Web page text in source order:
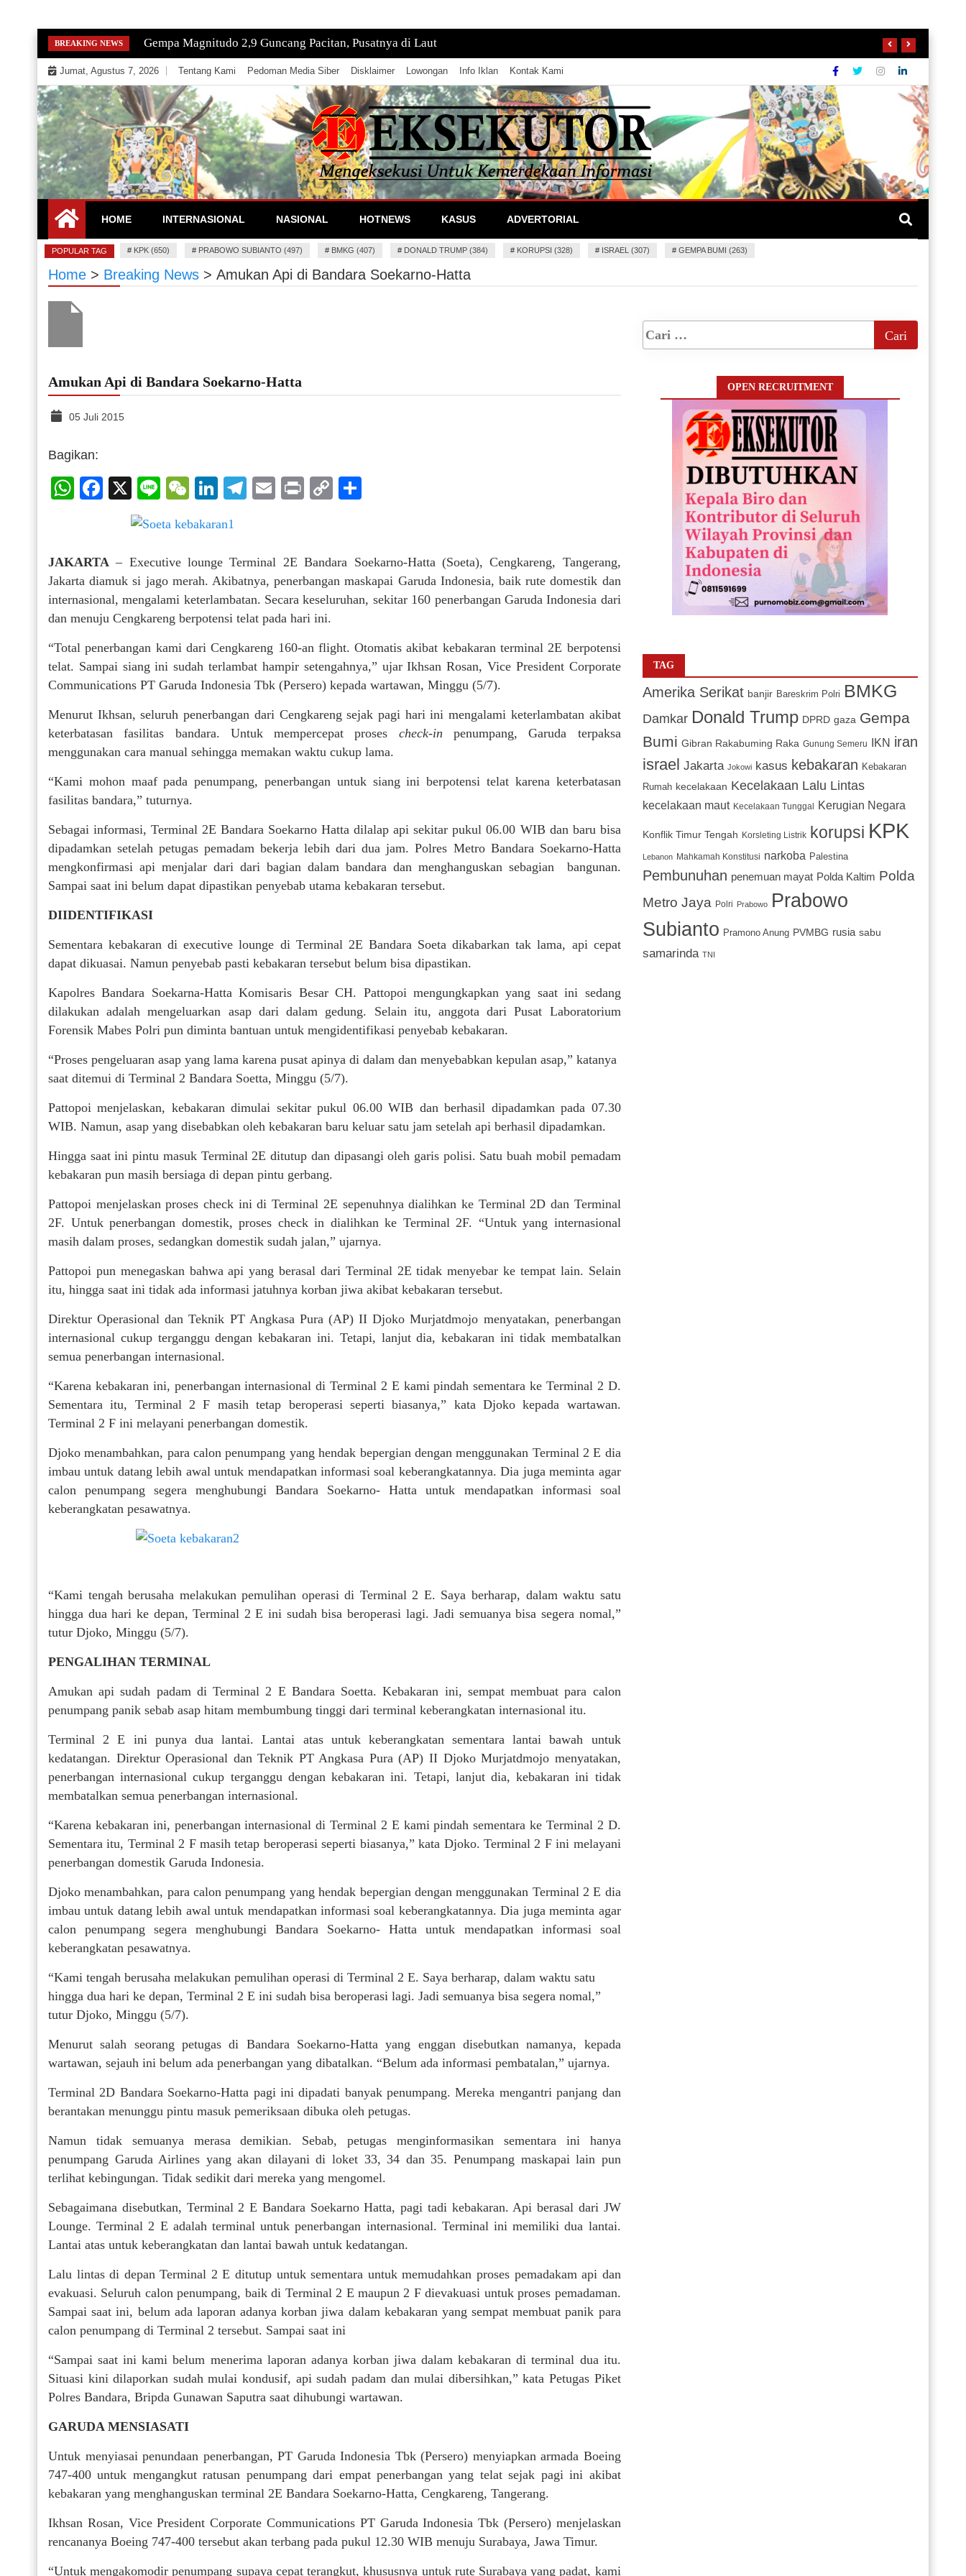
Skip
to
content
BREAKING NEWS Gempa Magnitudo 2,9 Guncang Pacitan, Pusatnya di Laut
Jumat, Agustus 7, 2026 Tentang Kami Pedoman Media Siber Disklaimer Lowongan Info Iklan Kontak Kami
EKSEKUTOR
Mengeksekusi Berita Untuk Kemerdekaan dan Keadilan Informasi
HOME INTERNASIONAL NASIONAL HOTNEWS KASUS ADVERTORIAL
POPULAR TAG # KPK (650) # PRABOWO SUBIANTO (497) # BMKG (407) # DONALD TRUMP (384) # KORUPSI (328) # ISRAEL (307) # GEMPA BUMI (263)
Home > Breaking News > Amukan Api di Bandara Soekarno-Hatta
Amukan Api di Bandara Soekarno-Hatta
05 Juli 2015
Bagikan:
WhatsApp
Facebook
X LineWeChat
LinkedIn
Telegram
EmailPrintCopy
JAKARTA – Executive lounge Terminal 2E Bandara Soekarno-Hatta (Soeta), Cengkareng, Tangerang,
Jakarta diamuk si jago merah. Akibatnya, penerbangan maskapai Garuda Indonesia, baik rute domestik dan
internasional, mengalami keterlambatan. Secara keseluruhan, sekitar 160 penerbangan Garuda Indonesia dari
dan menuju Cengkareng berpotensi telat pada hari ini.
“Total penerbangan kami dari Cengkareng 160-an flight. Otomatis akibat kebakaran terminal 2E berpotensi
telat. Sampai siang ini sudah terlambat hampir setengahnya,” ujar Ikhsan Rosan, Vice President Corporate
Communications PT Garuda Indonesia Tbk (Persero) kepada wartawan, Minggu (5/7).
Menurut Ikhsan, seluruh penerbangan dari Cengkareng sejak pagi hari ini mengalami keterlambatan akibat
keterbatasan fasilitas bandara. Untuk mempercepat proses check-in penumpang, Garuda terpaksa
menggunakan cara manual sehingga memakan waktu cukup lama.
“Kami mohon maaf pada penumpang, penerbangan untuk siang ini berpotensi telat karena keterbatasan
fasilitas bandara,” tuturnya.
Sebagai informasi, Terminal 2E Bandara Soekarno Hatta dilalap api sekitar pukul 06.00 WIB dan baru bisa
dipadamkan setelah petugas pemadam bekerja lebih dari dua jam. Polres Metro Bandara Soekarno-Hatta
mengkonfirmasi api menjalar dari dari bagian dalam bandara dan menghanguskan sebagian bangunan.
Sampai saat ini belum dapat dipastikan penyebab utama kebakaran tersebut.
DIIDENTIFIKASI
Sementara kebakaran di executive lounge di Terminal 2E Bandara Soeta dikabarkan tak lama, api cepat
dapat dikuasai. Namun penyebab pasti kebakaran tersebut belum bisa dipastikan.
Kapolres Bandara Soekarna-Hatta Komisaris Besar CH. Pattopoi mengungkapkan yang saat ini sedang
dilakukan adalah mengeluarkan asap dari dalam gedung. Selain itu, anggota dari Pusat Laboratorium
Forensik Mabes Polri pun diminta bantuan untuk mengidentifikasi penyebab kebakaran.
“Proses pengeluaran asap yang lama karena pusat apinya di dalam dan menyebabkan kepulan asap,” katanya
saat ditemui di Terminal 2 Bandara Soetta, Minggu (5/7).
Pattopoi menjelaskan, kebakaran dimulai sekitar pukul 06.00 WIB dan berhasil dipadamkan pada 07.30
WIB. Namun, asap yang disebabkan oleh kebakaran baru keluar satu jam setelah api berhasil dipadamkan.
Hingga saat ini pintu masuk Terminal 2E ditutup dan dipasangi oleh garis polisi. Satu buah mobil pemadam
kebakaran pun masih bersiaga di depan pintu gerbang.
Pattopoi menjelaskan proses check ini di Terminal 2E sepenuhnya dialihkan ke Terminal 2D dan Terminal
2F. Untuk penerbangan domestik, proses check in dialihkan ke Terminal 2F. “Untuk yang internasional
masih dalam proses, sedangkan domestik sudah jalan,” ujarnya.
Pattopoi pun menegaskan bahwa api yang berasal dari Terminal 2E tidak menyebar ke tempat lain. Selain
itu, hingga saat ini tidak ada informasi jatuhnya korban jiwa akibat kebakaran tersebut.
Direktur Operasional dan Teknik PT Angkasa Pura (AP) II Djoko Murjatdmojo menyatakan, penerbangan
internasional cukup terganggu dengan kebakaran ini. Tetapi, lanjut dia, kebakaran ini tidak membatalkan
semua penerbangan internasional.
“Karena kebakaran ini, penerbangan internasional di Terminal 2 E kami pindah sementara ke Terminal 2 D.
Sementara itu, Terminal 2 F masih tetap beroperasi seperti biasanya,” kata Djoko kepada wartawan.
Terminal 2 F ini melayani penerbangan domestik.
Djoko menambahkan, para calon penumpang yang hendak bepergian dengan menggunakan Terminal 2 E dia
imbau untuk datang lebih awal untuk mendapatkan informasi soal keberangkatannya. Dia juga meminta agar
calon penumpang segera menghubungi Bandara Soekarno- Hatta untuk mendapatkan informasi soal
keberangkatan pesawatnya.
“Kami tengah berusaha melakukan pemulihan operasi di Terminal 2 E. Saya berharap, dalam waktu satu
hingga dua hari ke depan, Terminal 2 E ini sudah bisa beroperasi lagi. Jadi semuanya bisa segera nomal,”
tutur Djoko, Minggu (5/7).
PENGALIHAN TERMINAL
Amukan api sudah padam di Terminal 2 E Bandara Soetta. Kebakaran ini, sempat membuat para calon
penumpang panik sebab asap hitam membumbung tinggi dari terminal keberangkatan internasional itu.
Terminal 2 E ini punya dua lantai. Lantai atas untuk keberangkatan sementara lantai bawah untuk
kedatangan. Direktur Operasional dan Teknik PT Angkasa Pura (AP) II Djoko Murjatdmojo menyatakan,
penerbangan internasional cukup terganggu dengan kebakaran ini. Tetapi, lanjut dia, kebakaran ini tidak
membatalkan semua penerbangan internasional.
“Karena kebakaran ini, penerbangan internasional di Terminal 2 E kami pindah sementara ke Terminal 2 D.
Sementara itu, Terminal 2 F masih tetap beroperasi seperti biasanya,” kata Djoko. Terminal 2 F ini melayani
penerbangan domestik Garuda Indonesia.
Djoko menambahkan, para calon penumpang yang hendak bepergian dengan menggunakan Terminal 2 E dia
imbau untuk datang lebih awal untuk mendapatkan informasi soal keberangkatannya. Dia juga meminta agar
calon penumpang segera menghubungi Bandara Soekarno- Hatta untuk mendapatkan informasi soal
keberangkatan pesawatnya.
“Kami tengah berusaha melakukan pemulihan operasi di Terminal 2 E. Saya berharap, dalam waktu satu
hingga dua hari ke depan, Terminal 2 E ini sudah bisa beroperasi lagi. Jadi semuanya bisa segera nomal,”
tutur Djoko, Minggu (5/7).
Menurut salah seorang petugas di Bandara Soekarno-Hatta yang enggan disebutkan namanya, kepada
wartawan, sejauh ini belum ada penerbangan yang dibatalkan. “Belum ada informasi pembatalan,” ujarnya.
Terminal 2D Bandara Soekarno-Hatta pagi ini dipadati banyak penumpang. Mereka mengantri panjang dan
berantakan menunggu pintu masuk pemeriksaan dibuka oleh petugas.
Namun tidak semuanya merasa demikian. Sebab, petugas menginformasikan sementara ini hanya
penumpang Garuda Airlines yang akan dilayani di loket 33, 34 dan 35. Penumpang maskapai lain pun
terlihat kebingungan. Tidak sedikit dari mereka yang mengomel.
Sebagaimana disebutkan, Terminal 2 E Bandara Soekarno Hatta, pagi tadi kebakaran. Api berasal dari JW
Lounge. Terminal 2 E adalah terminal untuk penerbangan internasional. Terminal ini memiliki dua lantai.
Lantai atas untuk keberangkatan dan lantai bawah untuk kedatangan.
Lalu lintas di depan Terminal 2 E ditutup untuk sementara untuk memudahkan proses pemadakam api dan
evakuasi. Seluruh calon penumpang, baik di Terminal 2 E maupun 2 F dievakuasi untuk proses pemadaman.
Sampai saat ini, belum ada laporan adanya korban jiwa dalam kebakaran yang sempat membuat panik para
calon penumpang di Terminal 2 tersebut. Sampai saat ini
“Sampai saat ini kami belum menerima laporan adanya korban jiwa dalam kebakaran di terminal dua itu.
Situasi kini dilaporkan sudah mulai kondusif, api sudah padam dan mulai dibersihkan,” kata Petugas Piket
Polres Bandara, Bripda Gunawan Saputra saat dihubungi wartawan.
GARUDA MENSIASATI
Untuk menyiasai penundaan penerbangan, PT Garuda Indonesia Tbk (Persero) menyiapkan armada Boeing
747-400 untuk mengangkut ratusan penumpang dari empat penerbangan yang telat sejak pagi ini akibat
kebakaran yang menghanguskan terminal 2E Bandara Soekarno-Hatta, Cengkareng, Tangerang.
Ikhsan Rosan, Vice President Corporate Communications PT Garuda Indonesia Tbk (Persero) menjelaskan
rencananya Boeing 747-400 tersebut akan terbang pada pukul 12.30 WIB menuju Surabaya, Jawa Timur.
“Untuk mengakomodir penumpang supaya cepat terangkut, khususnya untuk rute Surabaya yang padat, kami
OPEN RECRUITMENT
TAG
Amerika Serikat banjir Bareskrim Polri BMKG
Damkar Donald Trump DPRD gaza Gempa
Bumi Gibran Rakabuming Raka Gunung Semeru IKN iran
israel Jakarta Jokowi kasus kebakaran Kebakaran
Rumah kecelakaan Kecelakaan Lalu Lintas
kecelakaan maut Kecelakaan Tunggal Kerugian Negara
Konflik Timur Tengah Korsleting Listrik korupsi KPK
Lebanon Mahkamah Konstitusi narkoba Palestina
Pembunuhan penemuan mayat Polda Kaltim Polda
Metro Jaya
Polri Prabowo
Prabowo
Subianto Pramono Anung PVMBG rusia sabu
samarinda TNI